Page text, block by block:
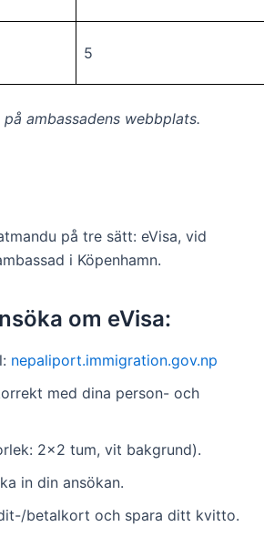
5
ambassadens webbplats.
på tre sätt: eVisa, vid
i Köpenhamn.
om eVisa:
nepaliport.immigration.gov.np
med dina person- och
2×2 tum, vit bakgrund).
in din ansökan.
betalkort och spara ditt kvitto.